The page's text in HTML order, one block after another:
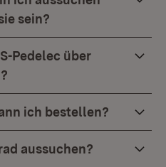
sein?
Pedelec über
ich bestellen?
aussuchen?